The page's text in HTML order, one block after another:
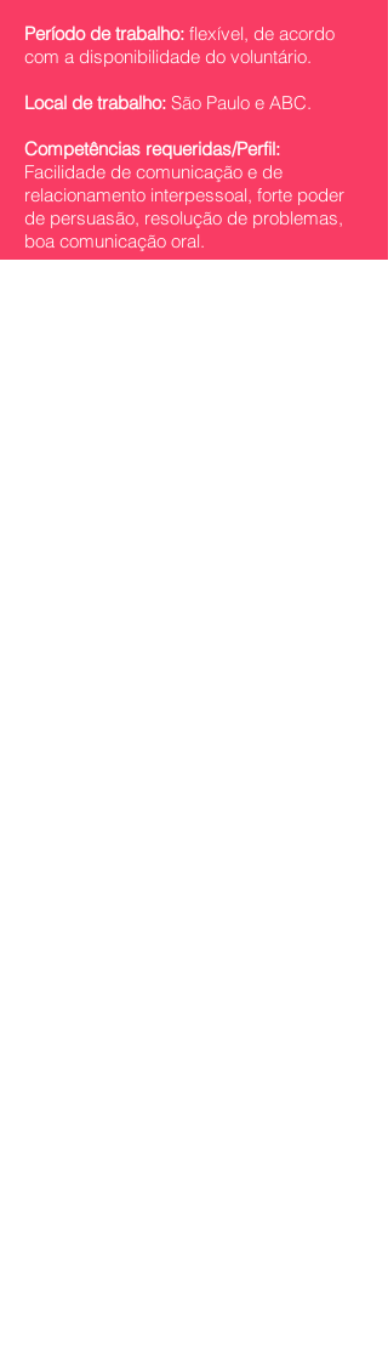
Período de trabalho: flexível, de acordo
com a disponibilidade do voluntário.
Local de trabalho: São Paulo e ABC.
Competências requeridas/Perfil:
Facilidade de comunicação e de
relacionamento interpessoal, forte poder
de persuasão, resolução de problemas,
boa comunicação oral.